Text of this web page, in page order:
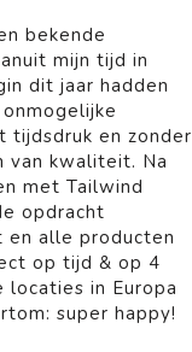
bekende
mijn tijd in
dit jaar hadden
tijdsdruk en zonder
van kwaliteit. Na
met Tailwind
opdracht
en alle producten
op tijd & op 4
locaties in Europa
super happy!